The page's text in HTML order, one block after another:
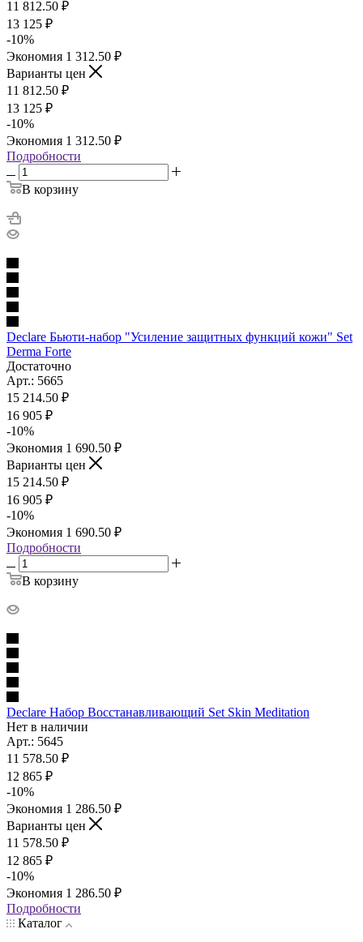
11 812.50 ₽
13 125 ₽
-10%
Экономия 1 312.50 ₽
Варианты цен
11 812.50 ₽
13 125 ₽
-10%
Экономия 1 312.50 ₽
Подробности
В корзину
Declare Бьюти-набор "Усиление защитных функций кожи" Set
Derma Forte
Достаточно
Арт.: 5665
15 214.50 ₽
16 905 ₽
-10%
Экономия 1 690.50 ₽
Варианты цен
15 214.50 ₽
16 905 ₽
-10%
Экономия 1 690.50 ₽
Подробности
В корзину
Declare Набор Восстанавливающий Set Skin Meditation
Нет в наличии
Арт.: 5645
11 578.50 ₽
12 865 ₽
-10%
Экономия 1 286.50 ₽
Варианты цен
11 578.50 ₽
12 865 ₽
-10%
Экономия 1 286.50 ₽
Подробности
Каталог